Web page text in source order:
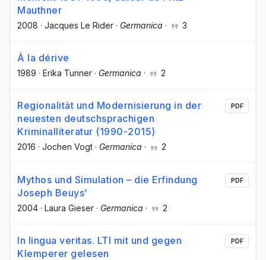
Mauthner
2008 · Jacques Le Rider · Germanica · 3
À la dérive
1989 · Erika Tunner · Germanica · 2
Regionalität und Modernisierung in der
neuesten deutschsprachigen
Kriminalliteratur (1990-2015)
2016 · Jochen Vogt · Germanica · 2
PDF
Mythos und Simulation – die Erfindung
Joseph Beuys’
2004 · Laura Gieser · Germanica · 2
PDF
In lingua veritas. LTI mit und gegen
Klemperer gelesen
PDF